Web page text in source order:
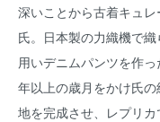
深いことから古着キュ
氏。日本製の力織機で
用いデニムパンツを作
年以上の歳月をかけ氏
地を完成させ、レプリ